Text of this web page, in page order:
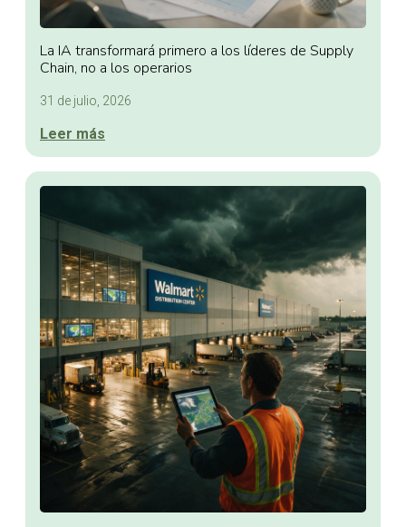
La IA transformará primero a los líderes de Supply
Chain, no a los operarios
31 de julio, 2026
Leer más